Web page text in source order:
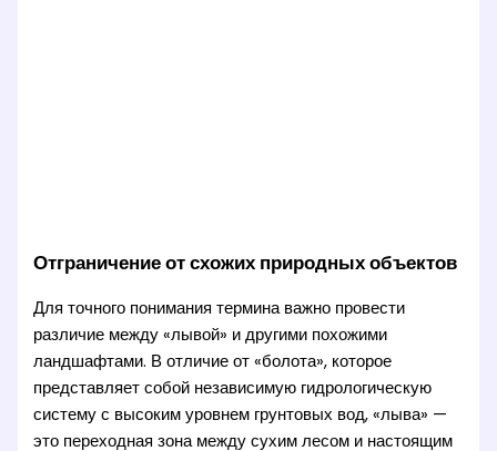
Отграничение от схожих природных объектов
Для точного понимания термина важно провести
различие между «лывой» и другими похожими
ландшафтами. В отличие от «болота», которое
представляет собой независимую гидрологическую
систему с высоким уровнем грунтовых вод, «лыва» —
это переходная зона между сухим лесом и настоящим